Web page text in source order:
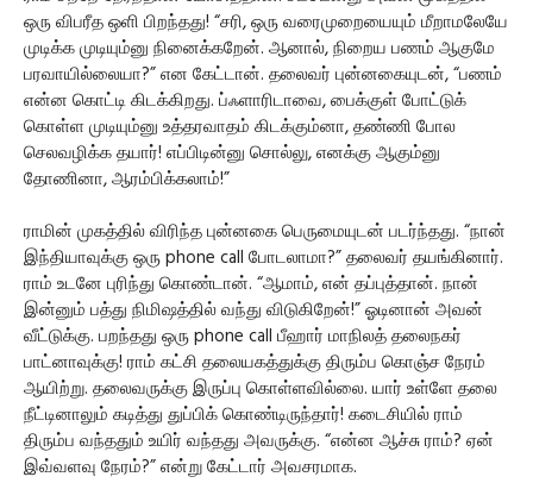
ஒரு விபரீத ஒளி பிறந்தது! “சரி, ஒரு வரைமுறையையும் மீறாமலேயே
முடிக்க முடியும்னு நினைக்கறேன். ஆனால், நிறைய பணம் ஆகுமே
பரவாயில்லையா?” என கேட்டான். தலைவர் புன்னகையுடன், “பணம்
என்ன கொட்டி கிடக்கிறது. ப்ஃளாரிடாவை, பைக்குள் போட்டுக்
கொள்ள முடியும்னு உத்தரவாதம் கிடக்கும்னா, தண்ணி போல
செலவழிக்க தயார்! எப்பிடின்னு சொல்லு, எனக்கு ஆகும்னு
தோணினா, ஆரம்பிக்கலாம்!”
ராமின் முகத்தில் விரிந்த புன்னகை பெருமையுடன் படர்ந்தது. “நான்
இந்தியாவுக்கு ஒரு phone call போடலாமா?” தலைவர் தயங்கினார்.
ராம் உடனே புரிந்து கொண்டான். “ஆமாம், என் தப்புத்தான். நான்
இன்னும் பத்து நிமிஷத்தில் வந்து விடுகிறேன்!” ஓடினான் அவன்
வீட்டுக்கு. பறந்தது ஒரு phone call பீஹார் மாநிலத் தலைநகர்
பாட்னாவுக்கு! ராம் கட்சி தலையகத்துக்கு திரும்ப கொஞ்ச நேரம்
ஆயிற்று. தலைவருக்கு இருப்பு கொள்ளவில்லை. யார் உள்ளே தலை
நீட்டினாலும் கடித்து துப்பிக் கொண்டிருந்தார்! கடைசியில் ராம்
திரும்ப வந்ததும் உயிர் வந்தது அவருக்கு. “என்ன ஆச்சு ராம்? ஏன்
இவ்வளவு நேரம்?” என்று கேட்டார் அவசரமாக.